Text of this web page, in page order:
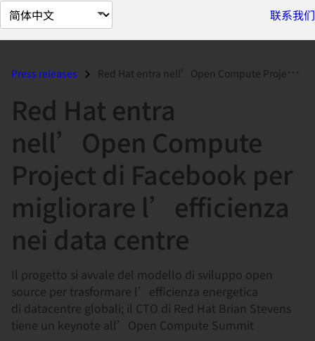
切
换
面
联系我们
Press releases Red Hat entra nell’Open Compute Project di Facebook per migliorare l’e...
Red Hat entra
nell’Open Compute
Project di Facebook per
migliorare l’efficienza
nei data centre
Il progetto si avvale del modello di sviluppo open
source per trasformare l’efficienza energetica
di datacentre globali; il CTO di Red Hat Brian Stevens
tiene un keynote all’Open Compute Summit